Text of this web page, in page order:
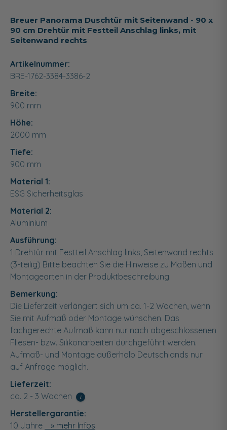
Breuer Panorama Duschtür mit Seitenwand - 90 x
90 cm Drehtür mit Festteil Anschlag links, mit
Seitenwand rechts
Artikelnummer:
BRE-1762-3384-3386-2
Breite:
900 mm
Höhe:
2000 mm
Tiefe:
900 mm
Material 1:
ESG Sicherheitsglas
Material 2:
Aluminium
Ausführung:
1 Drehtür mit Festteil Anschlag links, Seitenwand rechts
(3-teilig) Bitte beachten Sie die Hinweise zu Maßen und
Montagearten in der Produktbeschreibung.
Bemerkung:
Die Lieferzeit verlängert sich um ca. 1-2 Wochen, wenn
Sie mit Aufmaß oder Montage wünschen. Das
fachgerechte Aufmaß kann nur nach abgeschlossenen
Fliesen- bzw. Silikonarbeiten durchgeführt werden.
Aufmaß- und Montage außerhalb Deutschlands nur
auf Anfrage möglich.
Lieferzeit:
ca. 2 - 3 Wochen
i
Herstellergarantie:
10 Jahre
» mehr Infos